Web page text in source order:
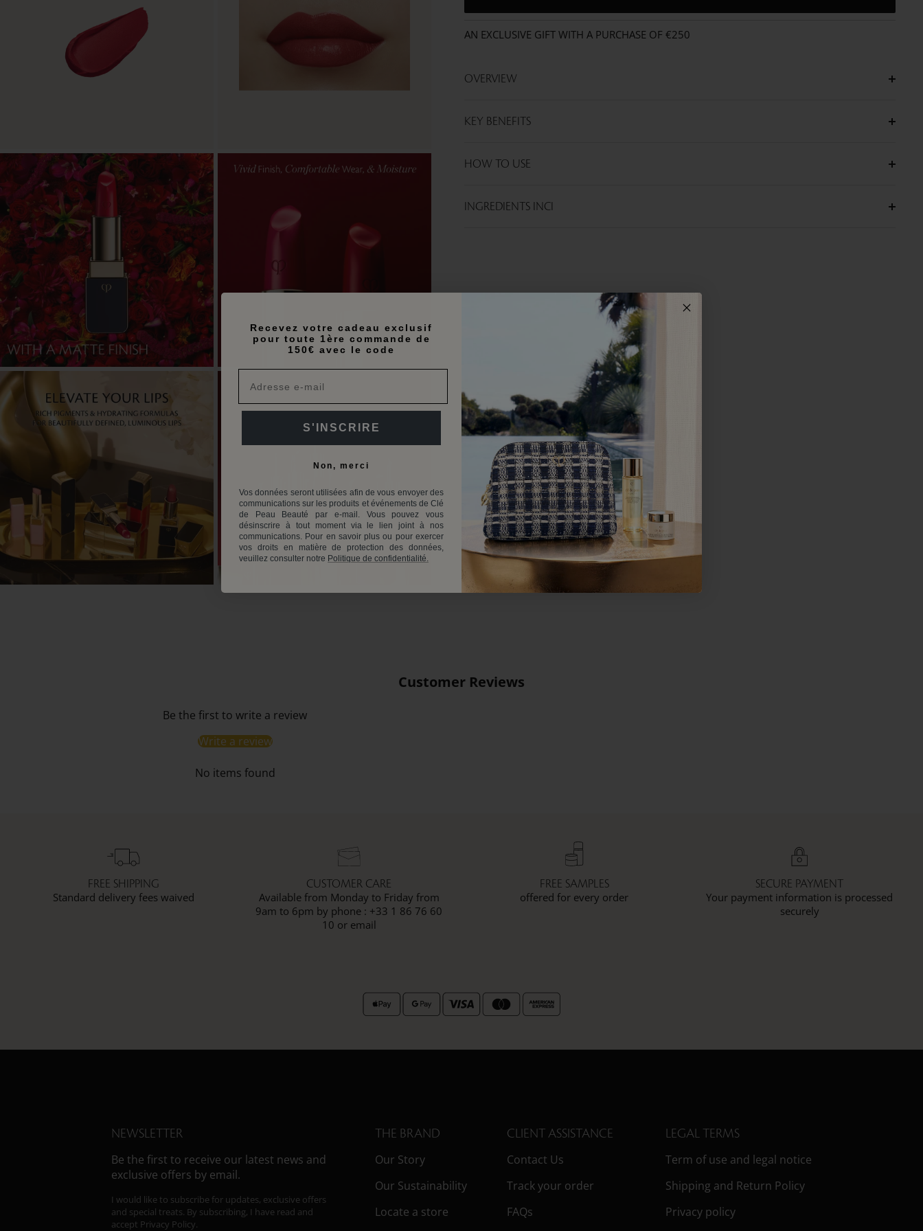
AN EXCLUSIVE GIFT WITH A PURCHASE OF €250
OVERVIEW
KEY BENEFITS
HOW TO USE
INGREDIENTS INCI
Customer Reviews
Be the first to write a review
Write a review
No items found
FREE SHIPPING
Standard delivery fees waived
CUSTOMER CARE
Available from Monday to Friday from
9am to 6pm by phone : +33 1 86 76 60
10 or email
FREE SAMPLES
offered for every order
SECURE PAYMENT
Your payment information is processed
securely
NEWSLETTER
Be the first to receive our latest news and
exclusive offers by email.
I would like to subscribe for updates, exclusive offers
and special treats. By subscribing, I have read and
accept Privacy Policy.
THE BRAND
Our Story
Our Sustainability
Locate a store
CLIENT ASSISTANCE
Contact Us
Track your order
FAQs
LEGAL TERMS
Term of use and legal notice
Shipping and Return Policy
Privacy policy
Recevez votre cadeau exclusif
pour toute 1ère commande de
150€ avec le code
S'INSCRIRE
Non, merci
Vos données seront utilisées afin de vous envoyer des
communications sur les produits et événements de Clé
de Peau Beauté par e-mail. Vous pouvez vous
désinscrire à tout moment via le lien joint à nos
communications. Pour en savoir plus ou pour exercer
vos droits en matière de protection des données,
veuillez consulter notre Politique de confidentialité.